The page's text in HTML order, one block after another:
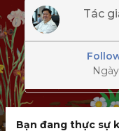
Tác
Bạn đang thực sự